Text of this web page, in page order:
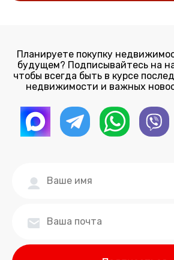
Планируете покупку
будущем? Подписывайтесь на
чтобы всегда быть в курсе
недвижимости и важных